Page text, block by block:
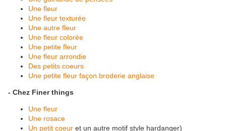
Une fleur
Une fleur texturée
Une autre fleur
Une fleur colorée
Une petite fleur
Une fleur arrondie
Des petits coeurs
Une petite fleur façon broderie anglaise
- Chez Finer things
Une fleur
Une rosace
Un petit coeur et un autre motif style hardanger)